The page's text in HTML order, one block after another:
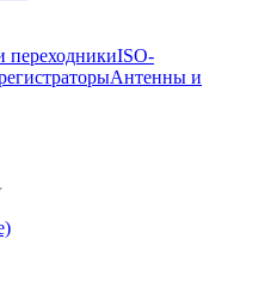
переходникиISO-
Антенны и